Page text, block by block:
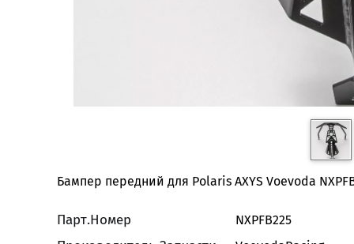
Бампер передний для Polaris AXYS Voevoda
Парт.Номер NXPFB225